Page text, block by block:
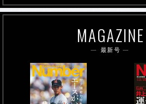
MAGAZINE
最新号